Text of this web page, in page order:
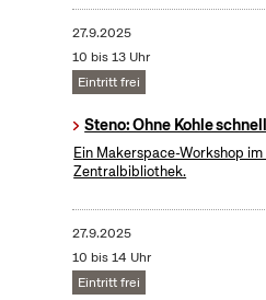
27.9.2025
10 bis 13 Uhr
Eintritt frei
Steno: Ohne Kohle
Ein Makerspace-Workshop
Zentralbibliothek.
27.9.2025
10 bis 14 Uhr
Eintritt frei